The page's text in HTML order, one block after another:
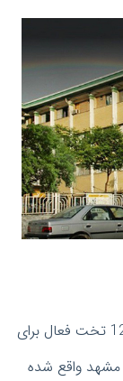
بیمارستان خصوصی و زایمان سینا با ظرفیت 128 تخت فعال برای
شهر مشهد واقع شده